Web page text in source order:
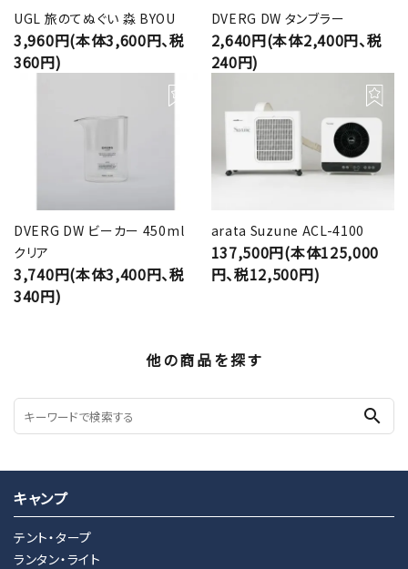
UGL 旅のてぬぐい 淼 BYOU
3,960円(本体3,600円、税
360円)
DVERG DW タンブラー
2,640円(本体2,400円、税
240円)
DVERG DW ビーカー 450ml
クリア
3,740円(本体3,400円、税
340円)
arata Suzune ACL-4100
137,500円(本体125,000
円、税12,500円)
他の商品を探す
search
キャンプ
テント・タープ
ランタン・ライト